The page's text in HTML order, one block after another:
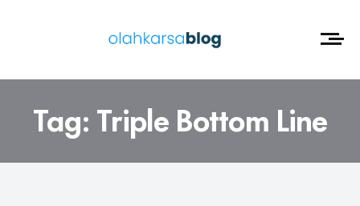
Tag:Triple Bottom Line